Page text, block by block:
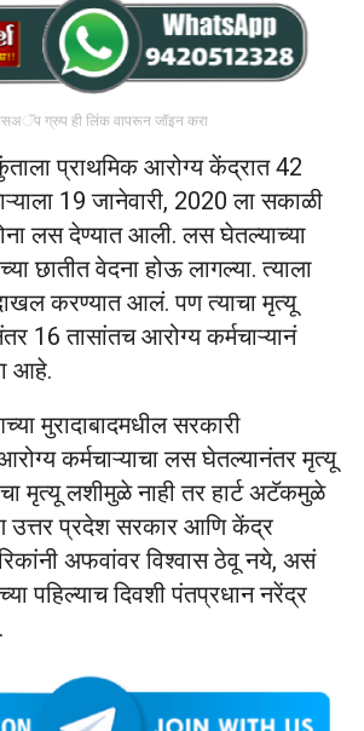
ग्रुप ही लिंक वापरून जॉइन करा
कुंताला प्राथमिक आरोग्य केंद्रात 42
19 जानेवारी, 2020 ला सकाळी
लस देण्यात आली. लस घेतल्याच्या
छातीत वेदना होऊ लागल्या. त्याला
करण्यात आलं. पण त्याचा मृत्यू
16 तासांतच आरोग्य कर्मचाऱ्यानं
आहे.
मुरादाबादमधील सरकारी
कर्मचाऱ्याचा लस घेतल्यानंतर मृत्यू
मृत्यू लशीमुळे नाही तर हार्ट अटॅकमुळे
उत्तर प्रदेश सरकार आणि केंद्र
अफवांवर विश्वास ठेवू नये, असं
पहिल्याच दिवशी पंतप्रधान नरेंद्र